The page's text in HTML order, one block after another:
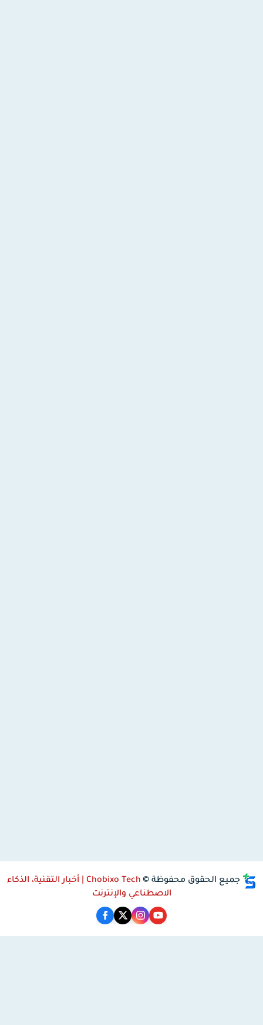
جميع الحقوق محفوظة ©
Chobixo Tech | أخبار التقنية، الذكاء
الاصطناعي والإنترنت